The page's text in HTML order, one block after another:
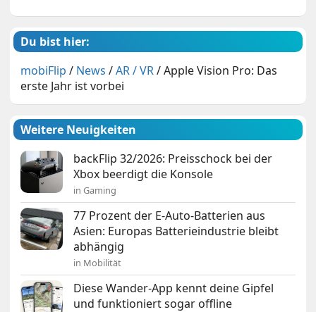
Du bist hier:
mobiFlip / News /AR / VR/Apple Vision Pro: Das
erste Jahr ist vorbei
Weitere Neuigkeiten
backFlip 32/2026: Preisschock bei der
Xbox beerdigt die Konsole
in Gaming
77 Prozent der E-Auto-Batterien aus
Asien: Europas Batterieindustrie bleibt
abhängig
in Mobilität
Diese Wander-App kennt deine Gipfel
und funktioniert sogar offline